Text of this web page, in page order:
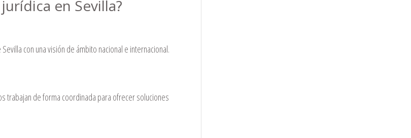
en Sevilla?
con una visión de ámbito nacional e internacional.
trabajan de forma coordinada para ofrecer soluciones